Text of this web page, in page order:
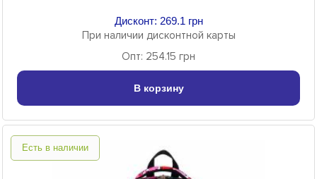
Дисконт: 269.1 грн
При наличии дисконтной карты
Опт: 254.15 грн
В корзину
Есть в наличии